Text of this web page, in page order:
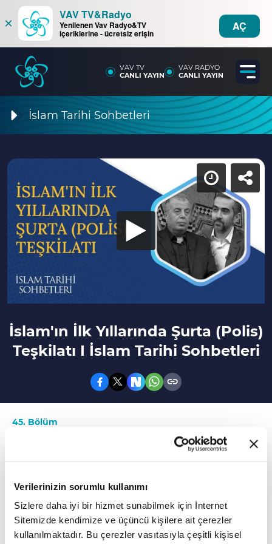
Verilerinizin sorumlu kullanımı
Sizlere daha iyi bir hizmet sunabilmek için İnternet
Sitemizde kendimize ve üçüncü kişilere ait çerezler
kullanılmaktadır. Bu çerezler vasıtasıyla çeşitli kişisel
×
VAV TV&Radyo
Yenilenen Vav Radyo&TV
içeriklerine - ücretsiz erişin
AÇ
VAV TV
CANLI YAYIN
VAV RADYO
CANLI YAYIN
İslam Tarihi Sohbetleri
İslam'ın İlk Yıllarında Şurta (Polis)
Teşkilatı I İslam Tarihi Sohbetleri
45. Bölüm
İslam'ın ilk yıllarında şehir güvenliği nasıl
sağlanıyordu?
sağlanıyordu? Emeviler döneminde şurta
(polis) teşkilatında yapılan düzenlemeler